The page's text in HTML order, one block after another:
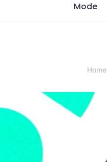
Mode
Home